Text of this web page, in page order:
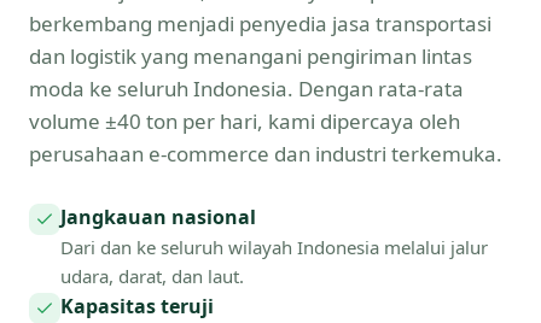
berkembang menjadi penyedia jasa transportasi
dan logistik yang menangani pengiriman lintas
moda ke seluruh Indonesia. Dengan rata-rata
volume ±40 ton per hari, kami dipercaya oleh
perusahaan e-commerce dan industri terkemuka.
Jangkauan nasional
Dari dan ke seluruh wilayah Indonesia melalui jalur
udara, darat, dan laut.
Kapasitas teruji